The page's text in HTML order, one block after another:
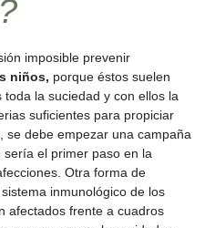
imposible prevenir
niños, porque éstos suelen
la suciedad y con ellos la
suficientes para propiciar
se debe empezar una campaña
el primer paso en la
Otra forma de
inmunológico de los
afectados frente a cuadros